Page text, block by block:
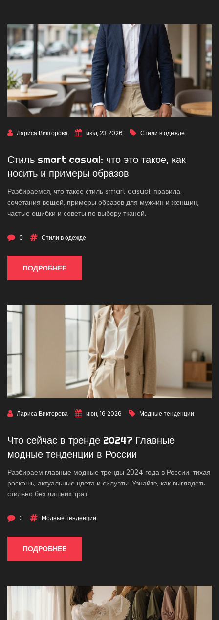
Лариса Викторова июл, 23 2026 Стили в одежде
Стиль smart casual: что это такое, как
носить и примеры образов
Разбираемся, что такое стиль smart casual: правила
сочетания вещей, примеры образов для мужчин и женщин,
частые ошибки и советы по выбору тканей.
0 Стили в одежде
ПОДРОБНЕЕ
Лариса Викторова июн, 16 2026 Модные тенденции
Что сейчас в тренде 2024? Главные
модные тенденции в России
Разбираем главные модные тренды 2024 года в России: тихая
роскошь, актуальные цвета и силуэты. Узнайте, как выглядеть
стильно без лишних трат.
0 Модные тенденции
ПОДРОБНЕЕ